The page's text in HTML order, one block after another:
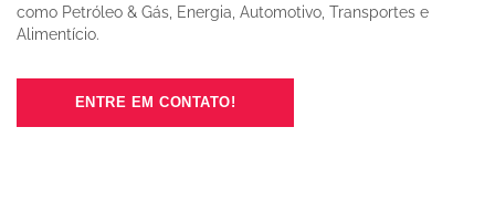
como Petróleo & Gás, Energia, Automotivo, Transportes e
Alimentício.
ENTRE EM CONTATO!